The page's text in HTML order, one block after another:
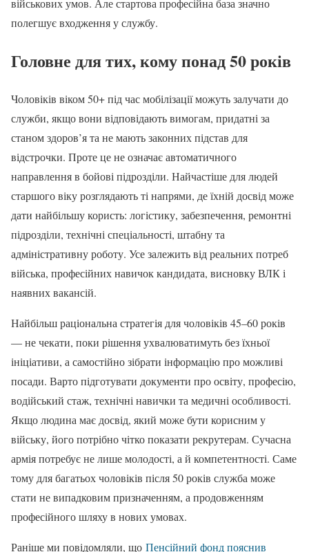
військових умов. Але стартова професійна база значно
полегшує входження у службу.
Головне для тих, кому понад 50 років
Чоловіків віком 50+ під час мобілізації можуть залучати до
служби, якщо вони відповідають вимогам, придатні за
станом здоров’я та не мають законних підстав для
відстрочки. Проте це не означає автоматичного
направлення в бойові підрозділи. Найчастіше для людей
старшого віку розглядають ті напрями, де їхній досвід може
дати найбільшу користь: логістику, забезпечення, ремонтні
підрозділи, технічні спеціальності, штабну та
адміністративну роботу. Усе залежить від реальних потреб
війська, професійних навичок кандидата, висновку ВЛК і
наявних вакансій.
Найбільш раціональна стратегія для чоловіків 45–60 років
— не чекати, поки рішення ухвалюватимуть без їхньої
ініціативи, а самостійно зібрати інформацію про можливі
посади. Варто підготувати документи про освіту, професію,
водійський стаж, технічні навички та медичні особливості.
Якщо людина має досвід, який може бути корисним у
війську, його потрібно чітко показати рекрутерам. Сучасна
армія потребує не лише молодості, а й компетентності. Саме
тому для багатьох чоловіків після 50 років служба може
стати не випадковим призначенням, а продовженням
професійного шляху в нових умовах.
Раніше ми повідомляли, що Пенсійний фонд пояснив